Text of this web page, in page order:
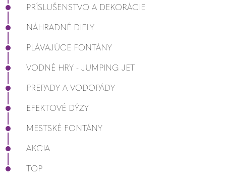
PRÍSLUŠENSTVO A DEKORÁCIE
NÁHRADNÉ DIELY
PLÁVAJÚCE FONTÁNY
VODNÉ HRY - JUMPING JET
PREPADY A VODOPÁDY
EFEKTOVÉ DÝZY
MESTSKÉ FONTÁNY
AKCIA
TOP